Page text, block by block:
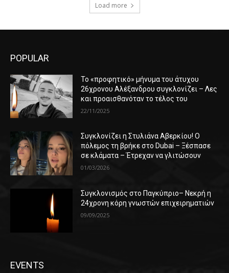
Load more
POPULAR
Το «προφητικό» μήνυμα του άτυχου
26χρονου Αλέξανδρου συγκλονίζει – Λες
και προαισθανόταν το τέλος του
22/11/2025
Συγκλονίζει η Στυλιάνα Αβερκίου! Ο
πόλεμος τη βρήκε στο Dubai – Ξέσπασε
σε κλάματα – Έτρεχαν να γλιτώσουν
01/03/2026
Συγκλονισμός στο Παγκύπριο– Νεκρή η
24χρονη κόρη γνωστών επιχειρηματιών
09/09/2025
EVENTS